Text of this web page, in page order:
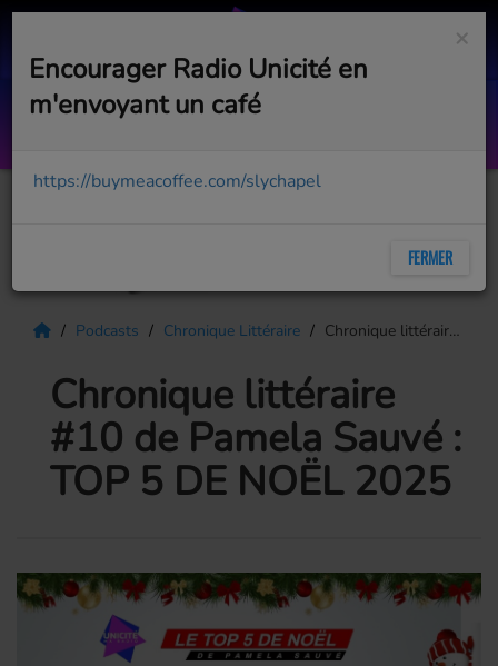
Loin du froid de décembre
Podcasts Chronique Littéraire Chronique littéraire #10 de Pamela Sauvé : TOP 5 DE NOËL 2025
Chronique littéraire
#10 de Pamela Sauvé :
TOP 5 DE NOËL 2025
×
Encourager Radio Unicité en
m'envoyant un café
https://buymeacoffee.com/slychapel
FERMER